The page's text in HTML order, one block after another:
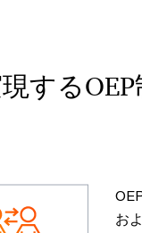
するOEP
お